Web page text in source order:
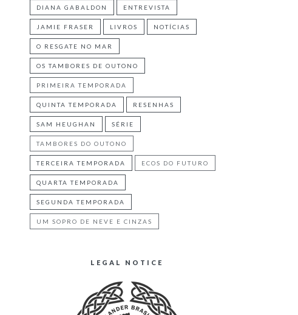
DIANA GABALDON ENTREVISTA
JAMIE FRASER LIVROS NOTÍCIAS
O RESGATE NO MAR
OS TAMBORES DE OUTONO
PRIMEIRA TEMPORADA
QUINTA TEMPORADA RESENHAS
SAM HEUGHAN SÉRIE
TAMBORES DO OUTONO
TERCEIRA TEMPORADA ECOS DO FUTURO
QUARTA TEMPORADA
SEGUNDA TEMPORADA
UM SOPRO DE NEVE E CINZAS
LEGAL NOTICE